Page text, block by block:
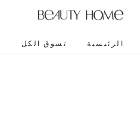
الرئيسية تسوق الكل